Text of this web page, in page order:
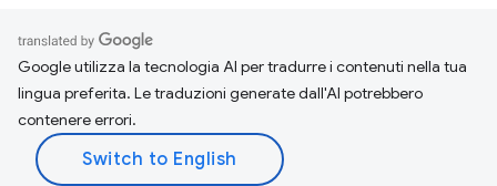
Google utilizza la tecnologia AI per tradurre i contenuti nella tua
lingua preferita. Le traduzioni generate dall'AI potrebbero
contenere errori.